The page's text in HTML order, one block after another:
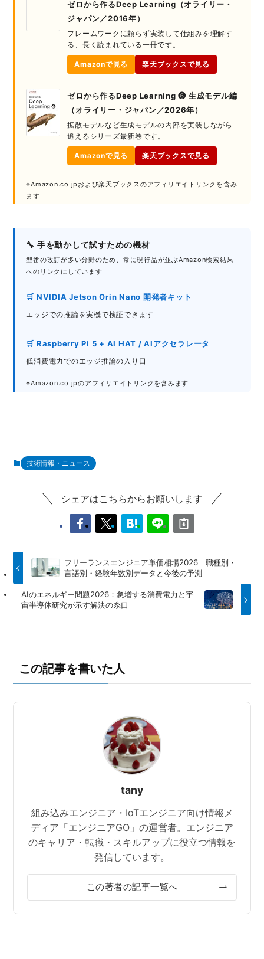
ゼロから作るDeep Learning（オライリー・
ジャパン／2016年）
フレームワークに頼らず実装して仕組みを理解す
る、長く読まれている一冊です。
Amazonで見る 楽天ブックスで見る
ゼロから作るDeep Learning ❻ 生成モデル編
（オライリー・ジャパン／2026年）
拡散モデルなど生成モデルの内部を実装しながら
追えるシリーズ最新巻です。
Amazonで見る 楽天ブックスで見る
※Amazon.co.jpおよび楽天ブックスのアフィリエイトリンクを含み
ます
🔧 手を動かして試すための機材
型番の改訂が多い分野のため、常に現行品が並ぶAmazon検索結果
へのリンクにしています
🛒 NVIDIA Jetson Orin Nano 開発者キット
エッジでの推論を実機で検証できます
🛒 Raspberry Pi 5 + AI HAT / AIアクセラレータ
低消費電力でのエッジ推論の入り口
※Amazon.co.jpのアフィリエイトリンクを含みます
技術情報・ニュース
シェアはこちらからお願いします
フリーランスエンジニア単価相場2026｜職種別・
言語別・経験年数別データと今後の予測
AIのエネルギー問題2026：急増する消費電力と宇
宙半導体研究が示す解決の糸口
この記事を書いた人
tany
組み込みエンジニア・IoTエンジニア向け情報メ
ディア「エンジニアGO」の運営者。エンジニア
のキャリア・転職・スキルアップに役立つ情報を
発信しています。
この著者の記事一覧へ